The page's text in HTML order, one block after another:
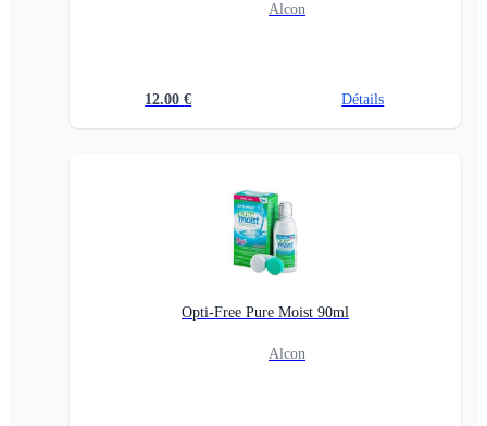
Alcon
12.00 € Détails
Opti-Free Pure Moist 90ml
Alcon